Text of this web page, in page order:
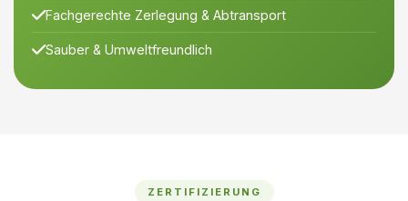
Fachgerechte Zerlegung & Abtransport
Sauber & Umweltfreundlich
ZERTIFIZIERUNG